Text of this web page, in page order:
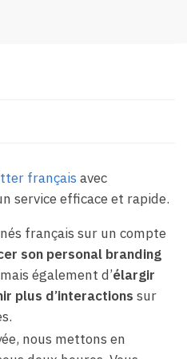
français avec
service efficace et rapide.
français sur un compte
son personal branding
mais également d’élargir
plus d’interactions sur
nous mettons en